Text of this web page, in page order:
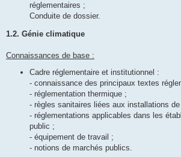
réglementaires ;
Conduite de dossier.
1.2. Génie climatique
Connaissances de base :
Cadre réglementaire et institutionnel :
- connaissance des principaux textes
- réglementation thermique ;
- règles sanitaires liées aux installations
- réglementations applicables dans les
public ;
- équipement de travail ;
- notions de marchés publics.